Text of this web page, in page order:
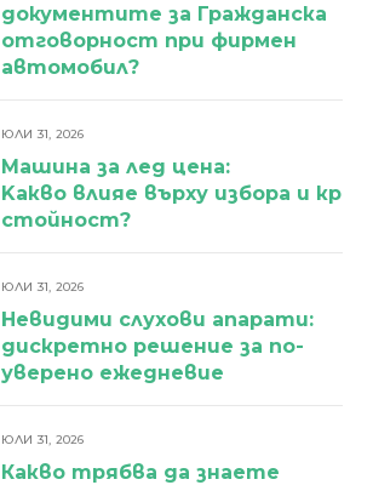
документите за Гражданска
отговорност при фирмен
автомобил?
ЮЛИ 31, 2026
Машина за лед цена:
Kакво влияе върху избора и
стойност?
ЮЛИ 31, 2026
Невидими слухови апарати:
дискретно решение за по-
уверено ежедневие
ЮЛИ 31, 2026
Какво трябва да знаете